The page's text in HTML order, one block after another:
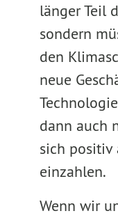
länger Teil
sondern
den
neue
dann auch
sich positiv
einzahlen.
Wenn wir